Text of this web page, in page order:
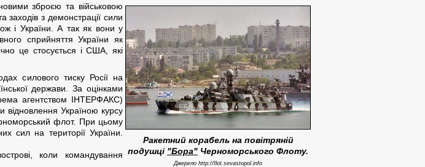
Ракетний корабель на повітряній
подушці "Бора" Черноморського Флоту.
Джерело http://flot.sevastopol.info
зброєю та військовою
заходів з демонстрації сили
і України. А так як вони у
сприйняття України як
це стосується і США, які
силового тиску Росії на
держави. За оцінками
агентством ІНТЕРФАКС)
відновлення Україною курсу
флот. При цьому
сил на території України.
коли командування